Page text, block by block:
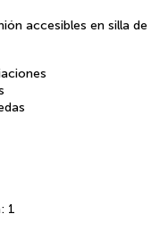
accesibles en silla de
1